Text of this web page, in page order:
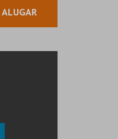
ALUGAR